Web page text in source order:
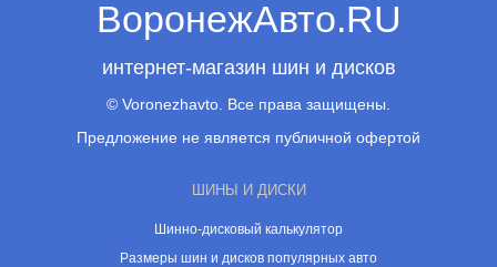
ВоронежАвто.RU
интернет-магазин шин и дисков
© Voronezhavto. Все права защищены.
Предложение не является публичной офертой
ШИНЫ И ДИСКИ
Шинно-дисковый калькулятор
Размеры шин и дисков популярных авто